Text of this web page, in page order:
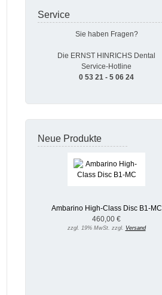
Service
Sie haben Fragen?
Die ERNST HINRICHS Dental
Service-Hotline
0 53 21 - 5 06 24
Neue Produkte
Ambarino High-Class Disc B1-MC
460,00 €
zzgl. 19% MwSt. zzgl. Versand